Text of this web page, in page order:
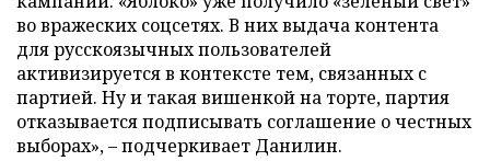
во вражеских соцсетях. В них выдача контента
для русскоязычных пользователей
активизируется в контексте тем, связанных с
партией. Ну и такая вишенкой на торте, партия
отказывается подписывать соглашение о честных
выборах», – подчеркивает Данилин.